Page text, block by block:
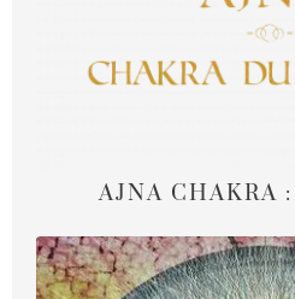
AJNA CHAKRA